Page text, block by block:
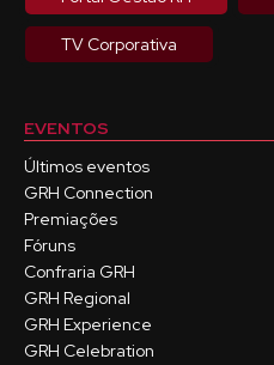
TV Corporativa
EVENTOS
Últimos eventos
GRH Connection
Premiações
Fóruns
Confraria GRH
GRH Regional
GRH Experience
GRH Celebration